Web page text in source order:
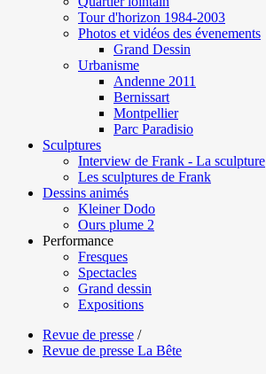
Tour d'horizon 1984-2003
Photos et vidéos des évenements
Grand Dessin
Urbanisme
Andenne 2011
Bernissart
Montpellier
Parc Paradisio
Sculptures
Interview de Frank - La sculpture
Les sculptures de Frank
Dessins animés
Kleiner Dodo
Ours plume 2
Performance
Fresques
Spectacles
Grand dessin
Expositions
Revue de presse /
Revue de presse La Bête